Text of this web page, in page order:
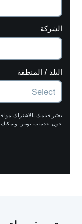
الشركة
البلد / المنطقة
يعتبر قيامك بالاشتراك
حول خدمات تويتر.